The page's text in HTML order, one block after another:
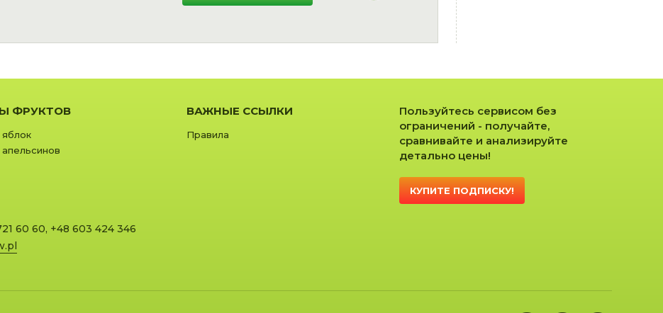
ФРУКТОВ ВАЖНЫЕ ССЫЛКИ
Правила
60 60, +48 603 424 346
Пользуйтесь сервисом без
ограничений - получайте,
сравнивайте и анализируйте
детально цены!
КУПИТЕ ПОДПИСКУ!